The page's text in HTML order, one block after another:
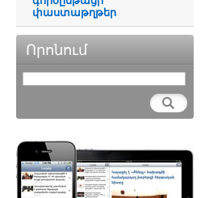
փաստաթղթեր
Որոնում